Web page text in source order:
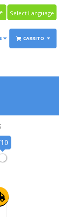
Translate
CARRITO